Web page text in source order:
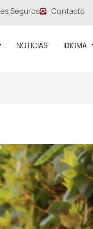
Seguros Contacto
NOTICIAS IDIOMA